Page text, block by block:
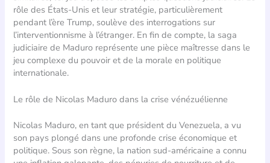
rôle des États-Unis et leur stratégie, particulièrement
pendant l’ère Trump, soulève des interrogations sur
l’interventionnisme à l’étranger. En fin de compte, la saga
judiciaire de Maduro représente une pièce maîtresse dans le
jeu complexe du pouvoir et de la morale en politique
internationale.
Le rôle de Nicolas Maduro dans la crise vénézuélienne
Nicolas Maduro, en tant que président du Venezuela, a vu
son pays plongé dans une profonde crise économique et
politique. Sous son règne, la nation sud-américaine a connu